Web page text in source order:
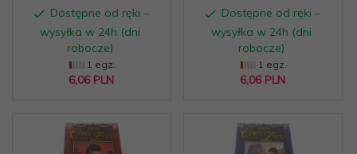
Dostępne od ręki –
wysyłka w 24h (dni
robocze)
1 egz.
6,06 PLN
Dostępne od ręki –
wysyłka w 24h (dni
robocze)
1 egz.
6,06 PLN